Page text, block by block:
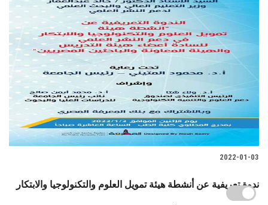
2022-01-03
ندوة تعريفية عن أنشطة هيئة تمويل العلوم والتكنولوجيا والابتكار